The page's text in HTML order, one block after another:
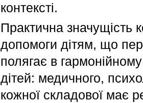
контексті.
Практична значущість
допомоги дітям, що
полягає в
дітей: медичного,
кожної складової має